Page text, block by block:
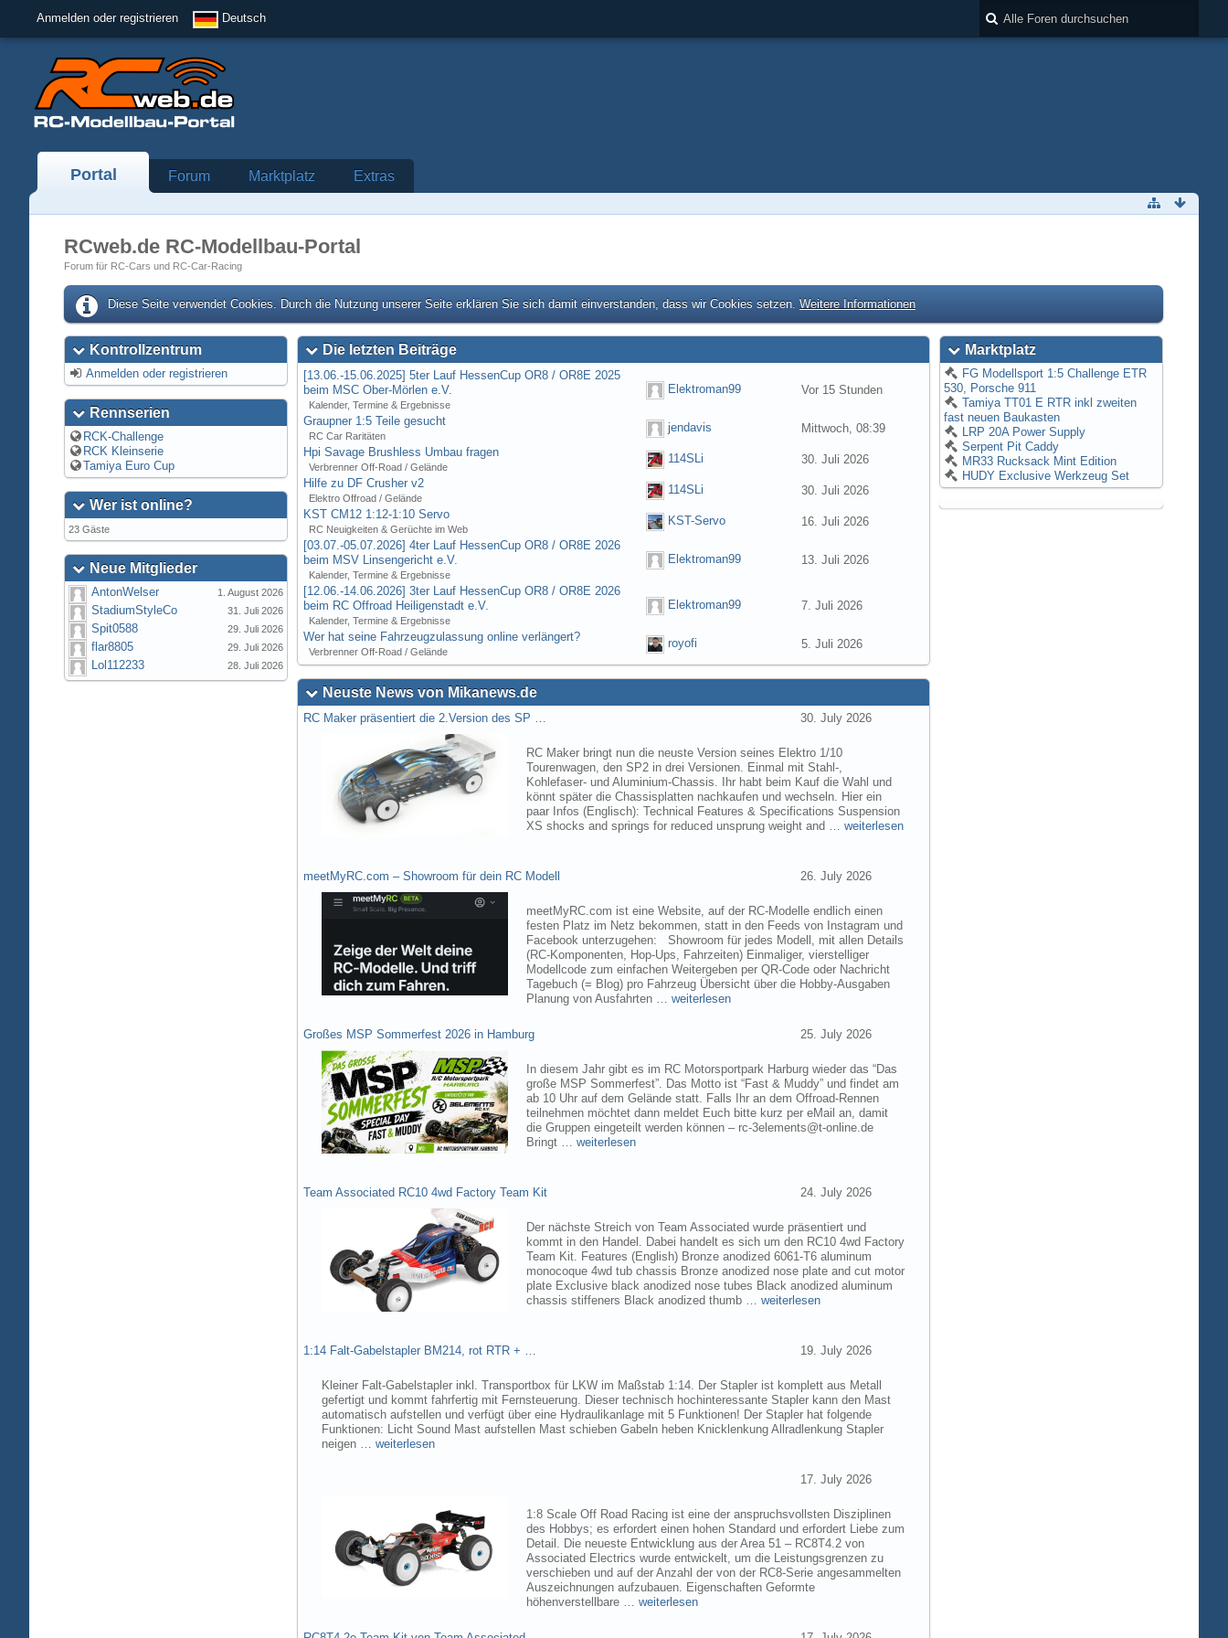
Anmelden oder registrieren Deutsch
Portal Forum Marktplatz Extras
RCweb.de RC-Modellbau-Portal
Forum für RC-Cars und RC-Car-Racing
Diese Seite verwendet Cookies. Durch die Nutzung unserer Seite erklären Sie sich damit einverstanden, dass wir Cookies setzen. Weitere Informationen
Kontrollzentrum
Anmelden oder registrieren
Rennserien
RCK-Challenge
RCK Kleinserie
Tamiya Euro Cup
Wer ist online?
23 Gäste
Neue Mitglieder
AntonWelser 1. August 2026
StadiumStyleCo 31. Juli 2026
Spit0588 29. Juli 2026
flar8805 29. Juli 2026
Lol112233 28. Juli 2026
Die letzten Beiträge
[13.06.-15.06.2025] 5ter Lauf HessenCup OR8 / OR8E 2025
beim MSC Ober-Mörlen e.V.
Kalender, Termine & Ergebnisse
Elektroman99 Vor 15 Stunden
Graupner 1:5 Teile gesucht
RC Car Raritäten
jendavis
Mittwoch, 08:39
Hpi Savage Brushless Umbau fragen
Verbrenner Off-Road / Gelände
114SLi
30. Juli 2026
Hilfe zu DF Crusher v2
Elektro Offroad / Gelände
114SLi
30. Juli 2026
KST CM12 1:12-1:10 Servo
RC Neuigkeiten & Gerüchte im Web
KST-Servo
16. Juli 2026
[03.07.-05.07.2026] 4ter Lauf HessenCup OR8 / OR8E 2026
beim MSV Linsengericht e.V.
Kalender, Termine & Ergebnisse
Elektroman99 13. Juli 2026
[12.06.-14.06.2026] 3ter Lauf HessenCup OR8 / OR8E 2026
beim RC Offroad Heiligenstadt e.V.
Kalender, Termine & Ergebnisse
Elektroman99 7. Juli 2026
Wer hat seine Fahrzeugzulassung online verlängert?
Verbrenner Off-Road / Gelände
royofi 5. Juli 2026
Neuste News von Mikanews.de
RC Maker präsentiert die 2.Version des SP … 30. July 2026
RC Maker bringt nun die neuste Version seines Elektro 1/10
Tourenwagen, den SP2 in drei Versionen. Einmal mit Stahl-,
Kohlefaser- und Aluminium-Chassis. Ihr habt beim Kauf die Wahl und
könnt später die Chassisplatten nachkaufen und wechseln. Hier ein
paar Infos (Englisch): Technical Features & Specifications Suspension
XS shocks and springs for reduced unsprung weight and …weiterlesen
meetMyRC.com – Showroom für dein RC Modell 26. July 2026
meetMyRC.com ist eine Website, auf der RC-Modelle endlich einen
festen Platz im Netz bekommen, statt in den Feeds von Instagram und
Facebook unterzugehen: Showroom für jedes Modell, mit allen Details
(RC-Komponenten, Hop-Ups, Fahrzeiten) Einmaliger, vierstelliger
Modellcode zum einfachen Weitergeben per QR-Code oder Nachricht
Tagebuch (= Blog) pro Fahrzeug Übersicht über die Hobby-Ausgaben
Planung von Ausfahrten …weiterlesen
Großes MSP Sommerfest 2026 in Hamburg 25. July 2026
In diesem Jahr gibt es im RC Motorsportpark Harburg wieder das “Das
große MSP Sommerfest”. Das Motto ist “Fast & Muddy” und findet am
ab 10 Uhr auf dem Gelände statt. Falls Ihr an dem Offroad-Rennen
teilnehmen möchtet dann meldet Euch bitte kurz per eMail an, damit
die Gruppen eingeteilt werden können – rc-3elements@t-online.de
Bringt …weiterlesen
Team Associated RC10 4wd Factory Team Kit 24. July 2026
Der nächste Streich von Team Associated wurde präsentiert und
kommt in den Handel. Dabei handelt es sich um den RC10 4wd Factory
Team Kit. Features (English) Bronze anodized 6061-T6 aluminum
monocoque 4wd tub chassis Bronze anodized nose plate and cut motor
plate Exclusive black anodized nose tubes Black anodized aluminum
chassis stiffeners Black anodized thumb …weiterlesen
1:14 Falt-Gabelstapler BM214, rot RTR + … 19. July 2026
Kleiner Falt-Gabelstapler inkl. Transportbox für LKW im Maßstab 1:14. Der Stapler ist komplett aus Metall
gefertigt und kommt fahrfertig mit Fernsteuerung. Dieser technisch hochinteressante Stapler kann den Mast
automatisch aufstellen und verfügt über eine Hydraulikanlage mit 5 Funktionen! Der Stapler hat folgende
Funktionen: Licht Sound Mast aufstellen Mast schieben Gabeln heben Knicklenkung Allradlenkung Stapler
neigen …weiterlesen
17. July 2026
1:8 Scale Off Road Racing ist eine der anspruchsvollsten Disziplinen
des Hobbys; es erfordert einen hohen Standard und erfordert Liebe zum
Detail. Die neueste Entwicklung aus der Area 51 – RC8T4.2 von
Associated Electrics wurde entwickelt, um die Leistungsgrenzen zu
verschieben und auf der Anzahl der von der RC8-Serie angesammelten
Auszeichnungen aufzubauen. Eigenschaften Geformte
höhenverstellbare …weiterlesen
Marktplatz
FG Modellsport 1:5 Challenge ETR
530, Porsche 911
Tamiya TT01 E RTR inkl zweiten
fast neuen Baukasten
LRP 20A Power Supply
Serpent Pit Caddy
MR33 Rucksack Mint Edition
HUDY Exclusive Werkzeug Set